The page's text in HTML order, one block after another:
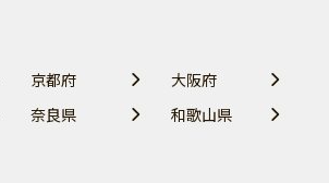
京都府
大阪府
奈良県 和歌山県